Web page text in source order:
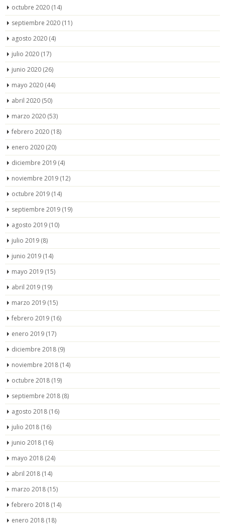
octubre 2020 (14)
septiembre 2020 (11)
agosto 2020 (4)
julio 2020 (17)
junio 2020 (26)
mayo 2020 (44)
abril 2020 (50)
marzo 2020 (53)
febrero 2020 (18)
enero 2020 (20)
diciembre 2019 (4)
noviembre 2019 (12)
octubre 2019 (14)
septiembre 2019 (19)
agosto 2019 (10)
julio 2019 (8)
junio 2019 (14)
mayo 2019 (15)
abril 2019 (19)
marzo 2019 (15)
febrero 2019 (16)
enero 2019 (17)
diciembre 2018 (9)
noviembre 2018 (14)
octubre 2018 (19)
septiembre 2018 (8)
agosto 2018 (16)
julio 2018 (16)
junio 2018 (16)
mayo 2018 (24)
abril 2018 (14)
marzo 2018 (15)
febrero 2018 (14)
enero 2018 (18)